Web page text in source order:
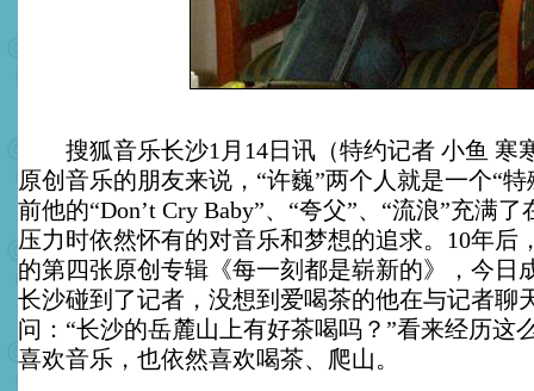
搜狐音乐长沙1月14日讯（特约记者 小鱼 寒
原创音乐的朋友来说，“许巍”两个人就是一个“
前他的“Don’t Cry Baby”、“夸父”、“流浪”充满
压力时依然怀有的对音乐和梦想的追求。10年后
的第四张原创专辑《每一刻都是崭新的》，今日
长沙碰到了记者，没想到爱喝茶的他在与记者聊
问：“长沙的岳麓山上有好茶喝吗？”看来经历这
喜欢音乐，也依然喜欢喝茶、爬山。